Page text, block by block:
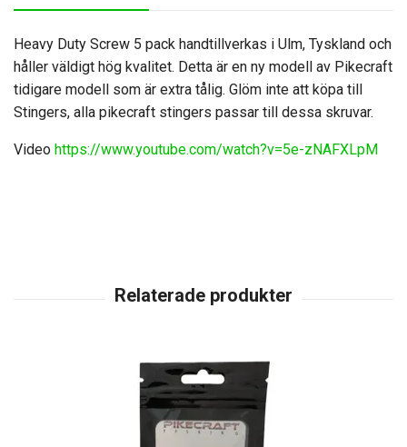
Heavy Duty Screw 5 pack handtillverkas i Ulm, Tyskland och
håller väldigt hög kvalitet. Detta är en ny modell av Pikecraft
tidigare modell som är extra tålig. Glöm inte att köpa till
Stingers, alla pikecraft stingers passar till dessa skruvar.
Video https://www.youtube.com/watch?v=5e-zNAFXLpM